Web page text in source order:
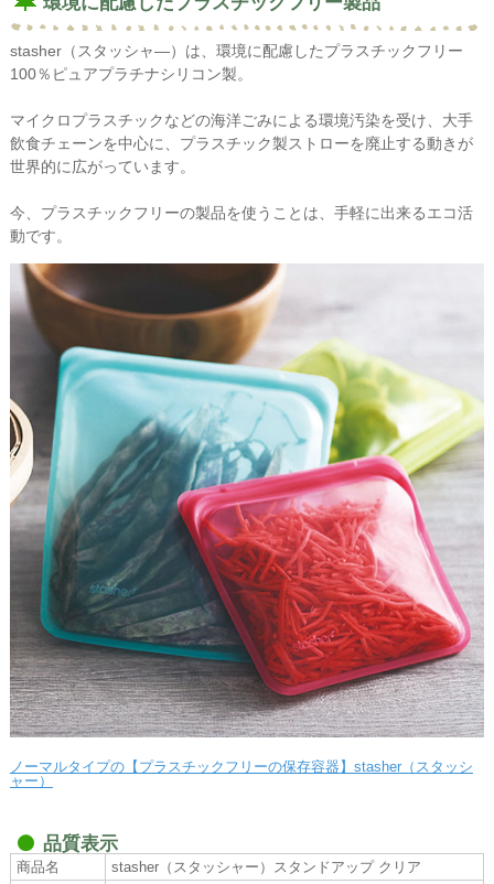
stasher（スタッシャ―）は、環境に配慮したプラスチックフリー
100％ピュアプラチナシリコン製。
マイクロプラスチックなどの海洋ごみによる環境汚染を受け、大手
飲食チェーンを中心に、プラスチック製ストローを廃止する動きが
世界的に広がっています。
今、プラスチックフリーの製品を使うことは、手軽に出来るエコ活
動です。
ノーマルタイプの【プラスチックフリーの保存容器】stasher（スタッシ
ャー）
品質表示
商品名
stasher（スタッシャー）スタンドアップ クリア